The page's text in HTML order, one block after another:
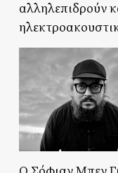
αλληλεπιδρούν